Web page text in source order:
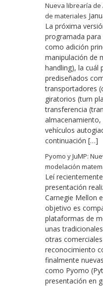
Nueva librearía de
de materiales
La próxima
programada para
como adición
manipulación de
handling), la cuál
prediseñados
transportadores
giratorios (turn
transferencia
vehículos
continuación […]
Pyomo y JuMP:
modelación
Leí
presentación
Carnegie Mellon
objetivo es
plataformas de
unas
otras
reconocimiento
finalmente
como Pyomo
presentación en